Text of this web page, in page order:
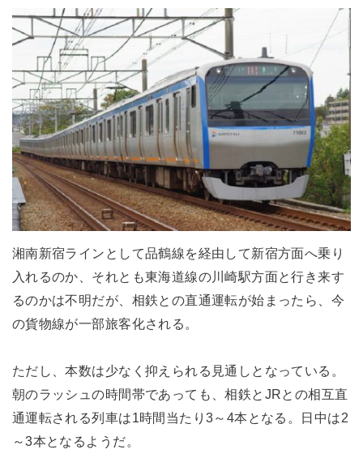
湘南新宿ラインとして品鶴線を経由して新宿方面へ乗り
入れるのか、それとも東海道線の川崎駅方面と行き来す
るのかは不明だが、相鉄との直通運転が始まったら、今
の貨物線が一部旅客化される。
ただし、本数は少なく抑えられる見通しとなっている。
朝のラッシュの時間帯であっても、相鉄とJRとの相互直
通運転される列車は1時間当たり3～4本となる。日中は2
～3本となるようだ。